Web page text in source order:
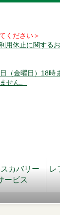
ください＞
用休止に関する
（金曜日）18時
せん。
カバリー
ービス
レ